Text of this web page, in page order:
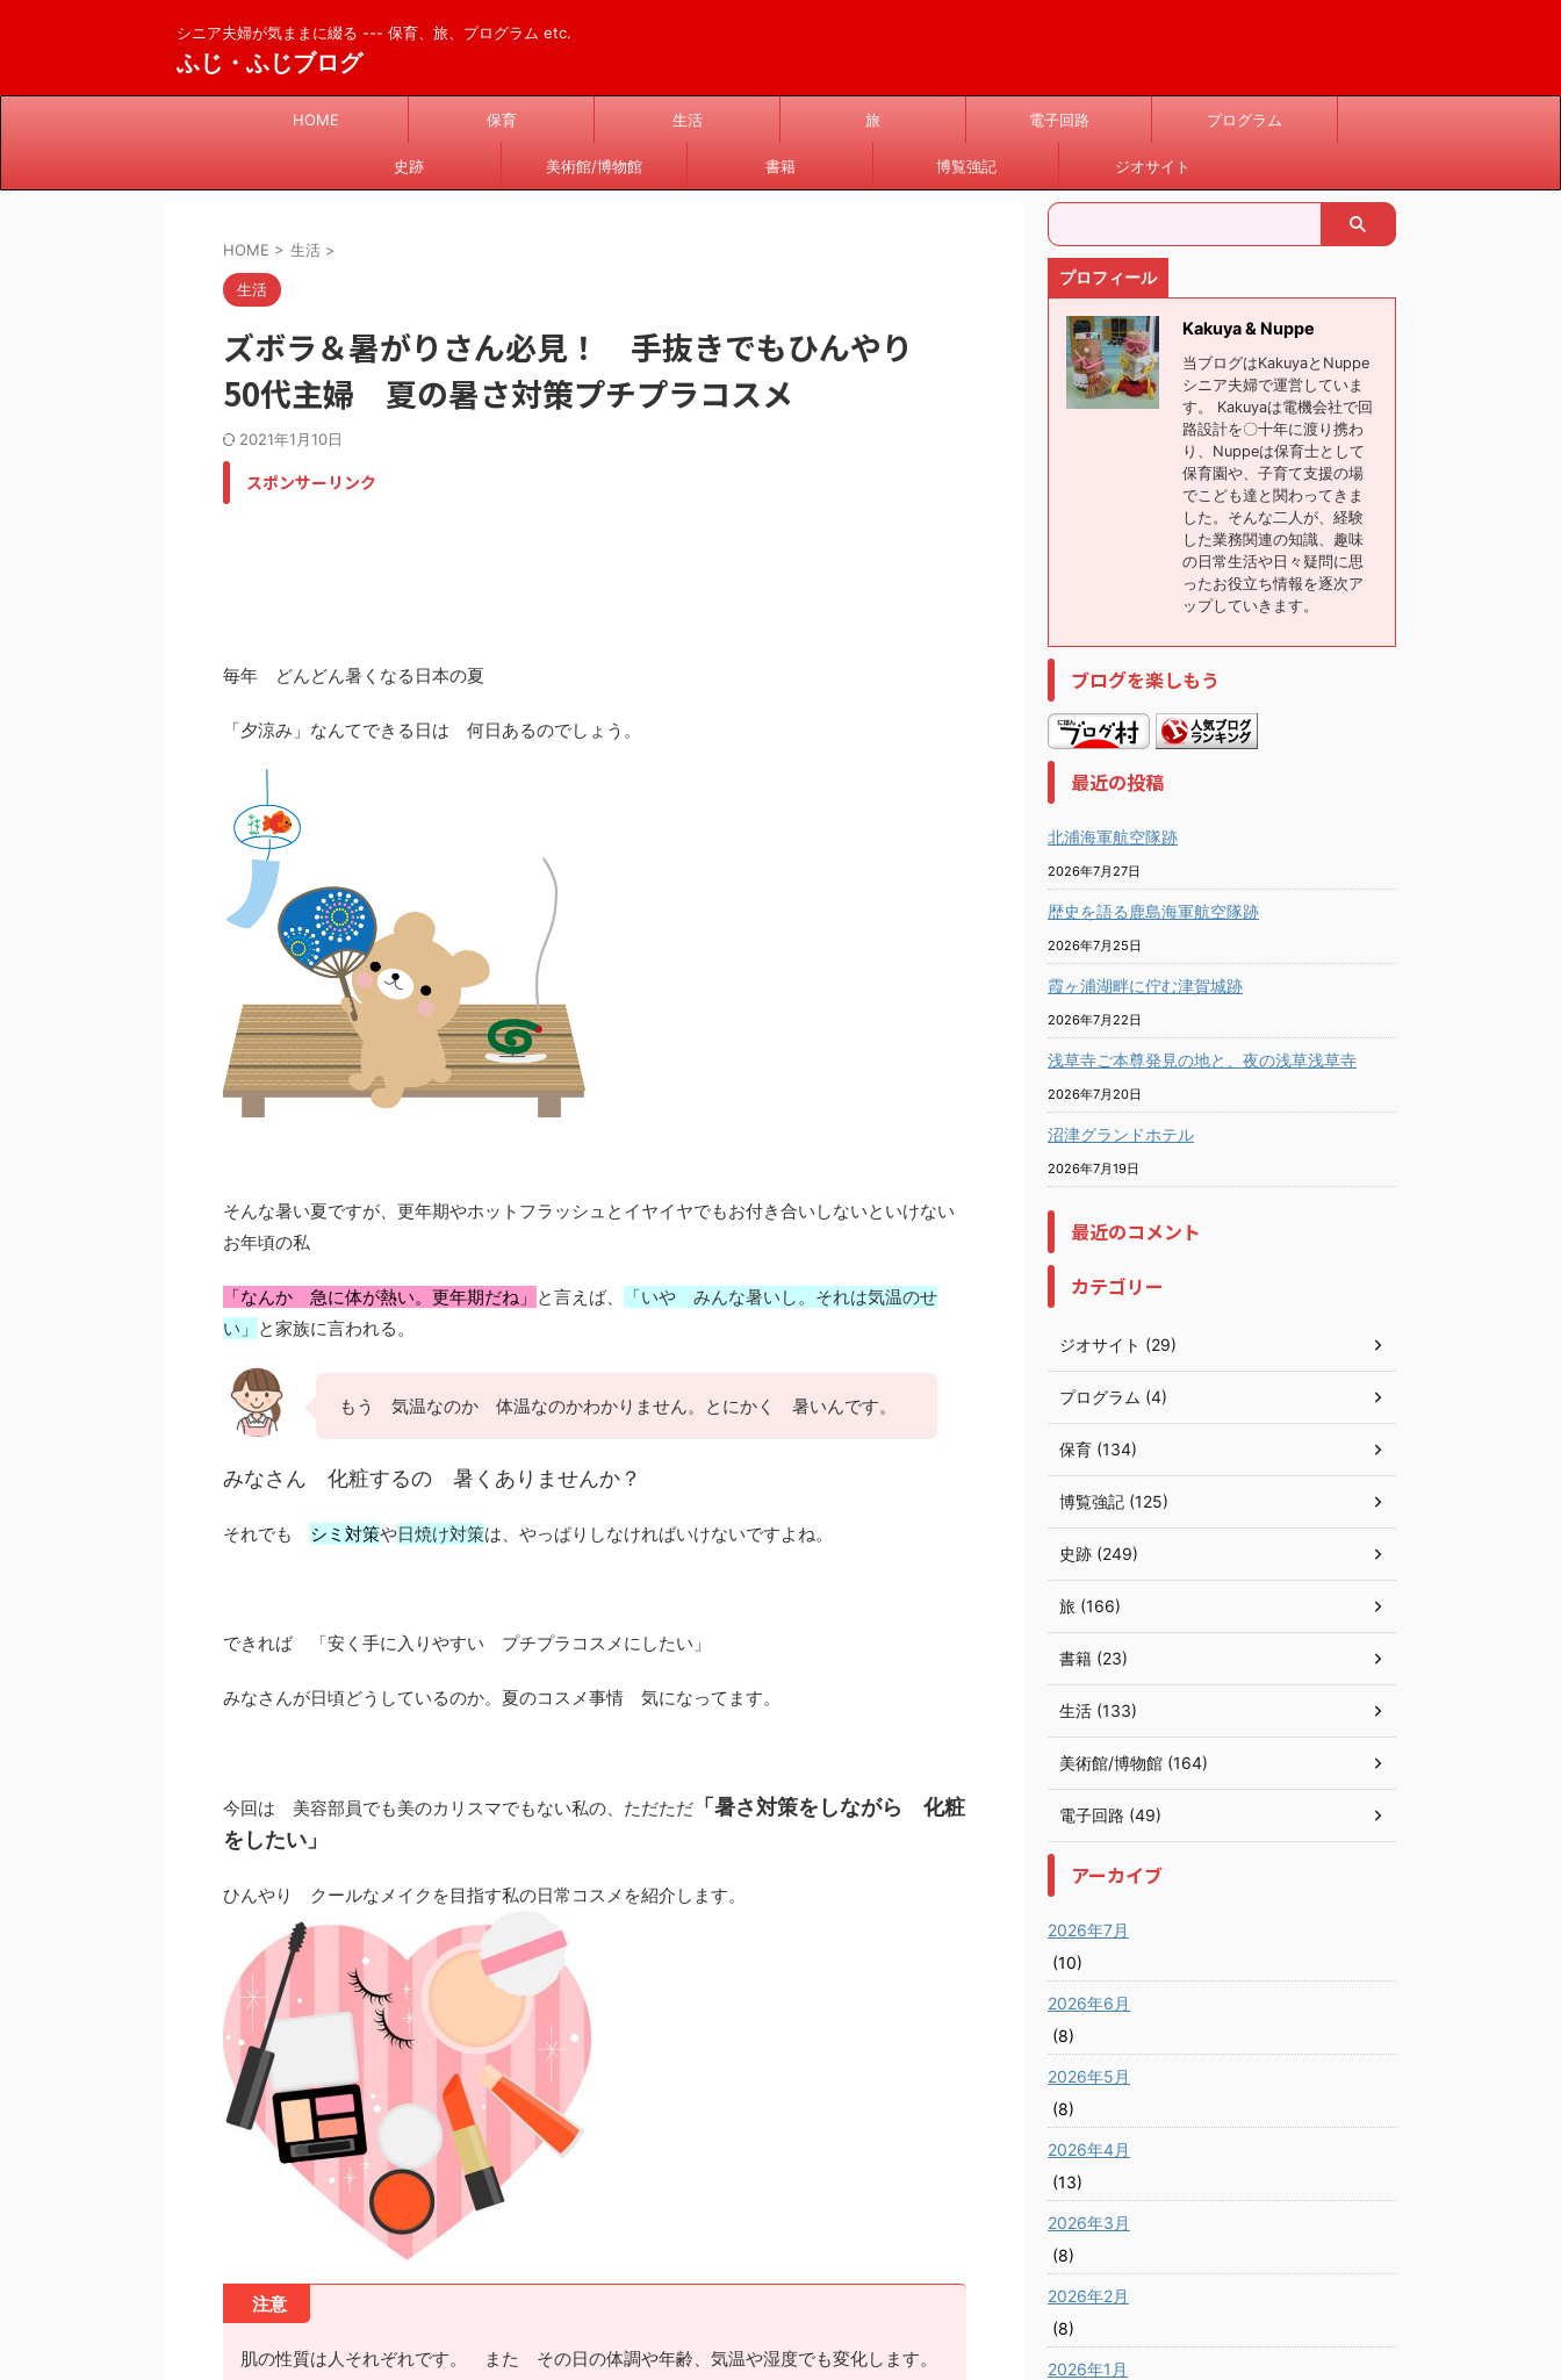
シニア夫婦が気ままに綴る --- 保育、旅、プログラム etc.
ふじ・ふじブログ
HOME 保育 生活 旅 電子回路 プログラム
史跡 美術館/博物館 書籍 博覧強記 ジオサイト
HOME > 生活 >
生活
ズボラ＆暑がりさん必見！ 手抜きでもひんやり
50代主婦 夏の暑さ対策プチプラコスメ
2021年1月10日
スポンサーリンク
毎年 どんどん暑くなる日本の夏
「夕涼み」なんてできる日は 何日あるのでしょう。
そんな暑い夏ですが、更年期やホットフラッシュとイヤイヤでもお付き合いしないといけない
お年頃の私
「なんか 急に体が熱い。更年期だね」 と言えば、
「いや みんな暑いし。それは気温のせ
い」 と家族に言われる。
もう 気温なのか 体温なのかわかりません。とにかく 暑いんです。
みなさん 化粧するの 暑くありませんか？
それでも シミ対策や日焼け対策は、やっぱりしなければいけないですよね。
できれば 「安く手に入りやすい プチプラコスメにしたい」
みなさんが日頃どうしているのか。夏のコスメ事情 気になってます。
今回は 美容部員でも美のカリスマでもない私の、ただただ 「暑さ対策をしながら 化粧
をしたい」
ひんやり クールなメイクを目指す私の日常コスメを紹介します。
注意
肌の性質は人それぞれです。 また その日の体調や年齢、気温や湿度でも変化します。
プロフィール
Kakuya & Nuppe
当ブログはKakuyaとNuppe
シニア夫婦で運営していま
す。 Kakuyaは電機会社で回
路設計を〇十年に渡り携わ
り、Nuppeは保育士として
保育園や、子育て支援の場
でこども達と関わってきま
した。そんな二人が、経験
した業務関連の知識、趣味
の日常生活や日々疑問に思
ったお役立ち情報を逐次ア
ップしていきます。
ブログを楽しもう
最近の投稿
北浦海軍航空隊跡
2026年7月27日
歴史を語る鹿島海軍航空隊跡
2026年7月25日
霞ヶ浦湖畔に佇む津賀城跡
2026年7月22日
浅草寺ご本尊発見の地と、夜の浅草浅草寺
2026年7月20日
沼津グランドホテル
2026年7月19日
最近のコメント
カテゴリー
ジオサイト (29)
プログラム (4)
保育 (134)
博覧強記 (125)
史跡 (249)
旅 (166)
書籍 (23)
生活 (133)
美術館/博物館 (164)
電子回路 (49)
アーカイブ
2026年7月
(10)
2026年6月
(8)
2026年5月
(8)
2026年4月
(13)
2026年3月
(8)
2026年2月
(8)
2026年1月